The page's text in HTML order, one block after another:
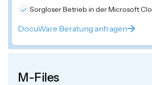
Sorgloser Betrieb in der Microsoft
DocuWare Beratung anfragen
M-Files